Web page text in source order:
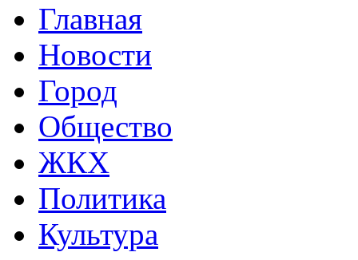
Главная
Новости
Город
Общество
ЖКХ
Политика
Культура